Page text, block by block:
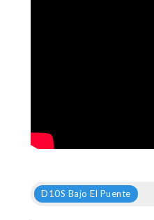
D10S Bajo El Puente